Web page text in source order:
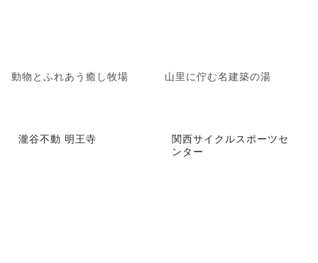
動物とふれあう癒し牧場 山里に佇む名建築の湯
瀧谷不動 明王寺
関西サイクルスポーツセ
ンター